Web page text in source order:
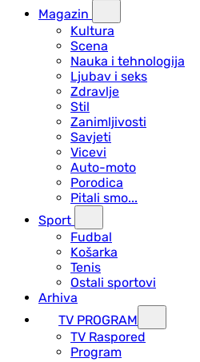
Magazin
Kultura
Scena
Nauka i tehnologija
Ljubav i seks
Zdravlje
Stil
Zanimljivosti
Savjeti
Vicevi
Auto-moto
Porodica
Pitali smo...
Sport
Fudbal
Košarka
Tenis
Ostali sportovi
Arhiva
TV PROGRAM
ТV Raspored
Program